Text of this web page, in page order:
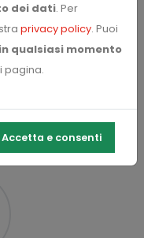
dei dati. Per
privacy policy. Puoi
qualsiasi momento
pagina.
Accetta e consenti